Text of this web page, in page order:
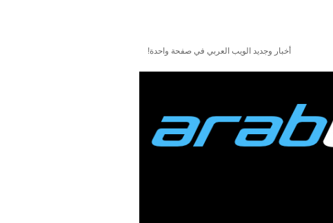
أخبار وجديد الويب العربي في صفحة واحدة!